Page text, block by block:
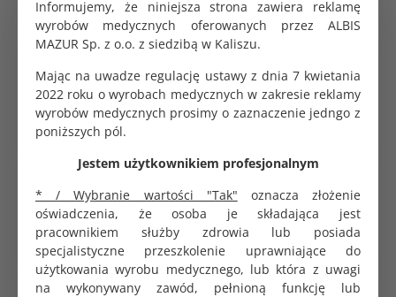
Informujemy, że niniejsza strona zawiera reklamę
wyrobów medycznych oferowanych przez ALBIS
MAZUR Sp. z o.o. z siedzibą w Kaliszu.
Mając na uwadze regulację ustawy z dnia 7 kwietania
2022 roku o wyrobach medycznych w zakresie reklamy
wyrobów medycznych prosimy o zaznaczenie jedngo z
poniższych pól.
Jestem użytkownikiem profesjonalnym
* / Wybranie wartości "Tak" oznacza złożenie
oświadczenia, że osoba je składająca jest
pracownikiem służby zdrowia lub posiada
specjalistyczne przeszkolenie uprawniające do
użytkowania wyrobu medycznego, lub która z uwagi
na wykonywany zawód, pełnioną funkcję lub
Saltec
0.35 zł
SoftMed
0.32 zł
Viruton Pulver proszek do dezynfekcji narzędzi 1kg
Kleszczyki Pean odgięte, metalowe. Długość 180 mm.